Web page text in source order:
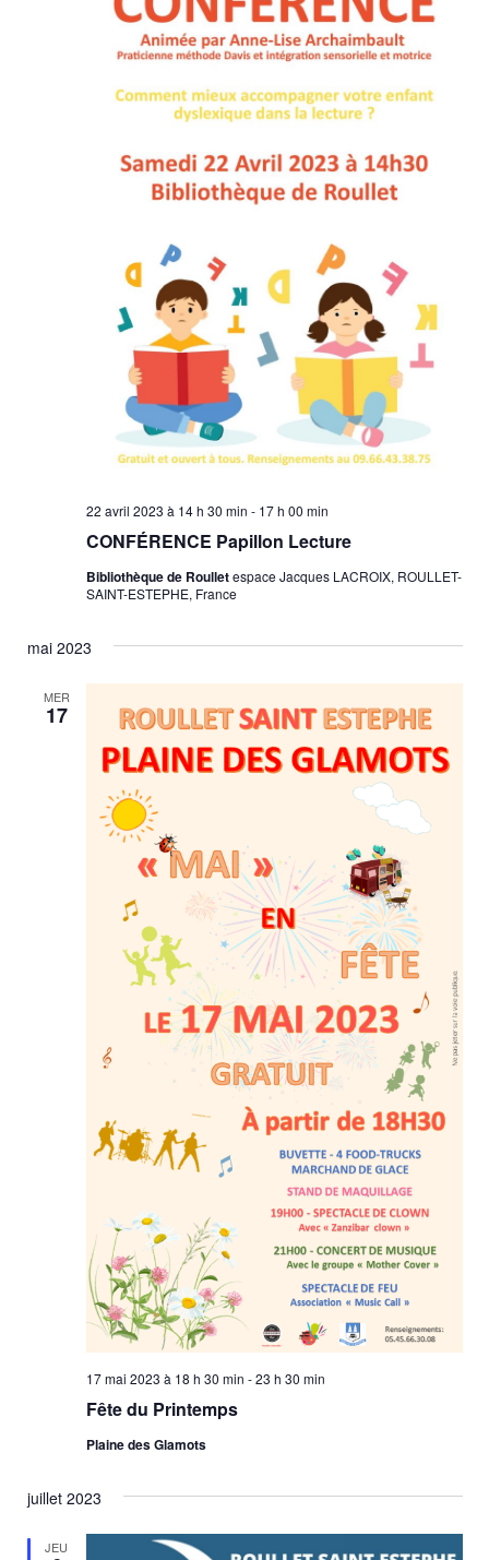
CONFÉRENCE Papillon Lecture
22 avril 2023 à 14 h 30 min - 17 h 00 min
Bibliothèque de Roulletespace Jacques LACROIX, ROULLET-
SAINT-ESTEPHE, France
mai 2023
MER
17
Fête du Printemps
17 mai 2023 à 18 h 30 min -23 h 30 min
Plaine des Glamots
juillet 2023
JEU